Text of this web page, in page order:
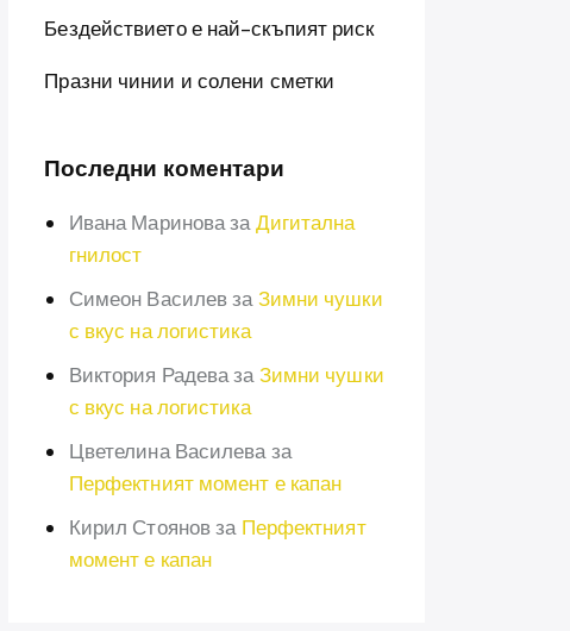
Бездействието е най-скъпият риск
Празни чинии и солени сметки
Последни коментари
Ивана Мариноваза Дигитална
гнилост
Симеон Василевза Зимни чушки
с вкус на логистика
Виктория Радеваза Зимни чушки
с вкус на логистика
Цветелина Василева за
Перфектният момент е капан
Кирил Стояновза Перфектният
момент е капан